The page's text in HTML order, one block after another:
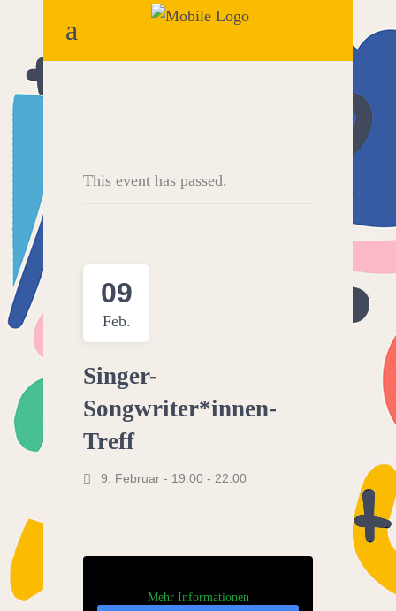
This event has passed.
09
Feb.
Singer-
Songwriter*innen-
Treff
9. Februar - 19:00 - 22:00
Mehr Informationen